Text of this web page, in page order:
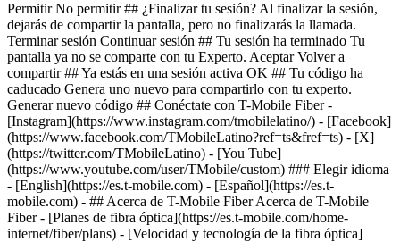
Permitir No permitir ## ¿Finalizar tu sesión? Al finalizar la sesión,
dejarás de compartir la pantalla, pero no finalizarás la llamada.
Terminar sesión Continuar sesión ## Tu sesión ha terminado Tu
pantalla ya no se comparte con tu Experto. Aceptar Volver a
compartir ## Ya estás en una sesión activa OK ## Tu código ha
caducado Genera uno nuevo para compartirlo con tu experto.
Generar nuevo código ## Conéctate con T-Mobile Fiber -
[Instagram](https://www.instagram.com/tmobilelatino/) - [Facebook]
(https://www.facebook.com/TMobileLatino?ref=ts&fref=ts) - [X]
(https://twitter.com/TMobileLatino) - [You Tube]
(https://www.youtube.com/user/TMobile/custom) ### Elegir idioma
- [English](https://es.t-mobile.com) - [Español](https://es.t-
mobile.com) - ## Acerca de T-Mobile Fiber Acerca de T-Mobile
Fiber - [Planes de fibra óptica](https://es.t-mobile.com/home-
internet/fiber/plans) - [Velocidad y tecnología de la fibra óptica]